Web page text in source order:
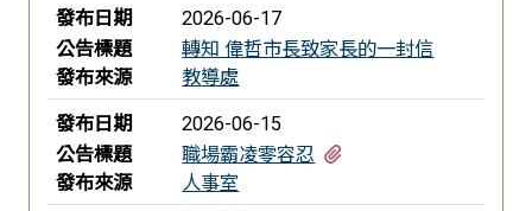
發布日期
2026-06-17
公告標題
轉知 偉哲市長致家長的一封信
發布來源
教導處
發布日期
2026-06-15
公告標題 職場霸凌零容忍
發布來源
人事室